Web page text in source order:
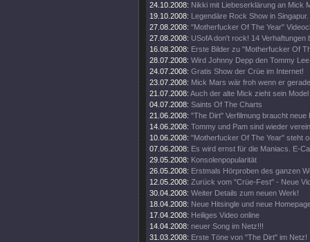
24.10.2008: Nikki mit Liebeserklärung an Mick
19.10.2008: Legendäre Rock Show in Singapur.
27.08.2008: "Motherfucker Of The Year"
27.08.2008: USofA don't rock! 14 Verhaftungen
16.08.2008: Erste Bilder zu "Motherfucker Of
28.07.2008: Wird Johnny Depp den Tommy
24.07.2008: Gratis Show der Crüe im Internet!
23.07.2008: Mick Mars wär froh wenn er
21.07.2008: Auch der alte Mick zieht sein
04.07.2008: Saints Of The Charts
21.06.2008: "The Dirt" Verfilmung braucht neue
14.06.2008: Tommy und Pam sind wieder
10.06.2008: "Motherfucker Of The Year" steht
07.06.2008: Es wird ernst für die Maniacs. E-
29.05.2008: Konsolenpopularität
26.05.2008: Erstmals Hörproben des ganzen
12.05.2008: Zurück vom "Crüe-Fest" - Neue
30.04.2008: Weiter Details zum neuen Werk!
18.04.2008: Neue Hitsingle und neue
17.04.2008: Heiliges Video online
14.04.2008: neuer Song im Netz!!!
31.03.2008: Erste Töne von "The Dirt" im Netz!